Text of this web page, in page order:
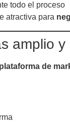
todo el proceso
atractiva para
amplio
plataforma de